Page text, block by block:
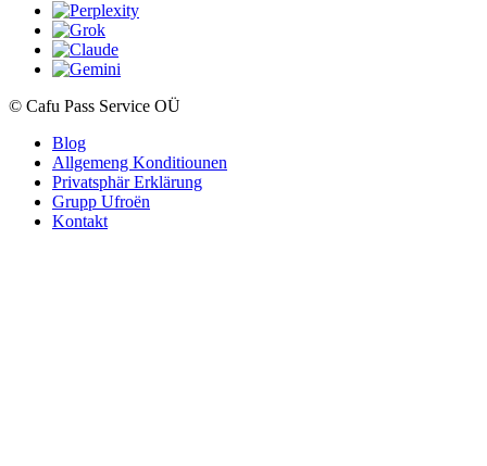
© Cafu Pass Service OÜ
Blog
Allgemeng Konditiounen
Privatsphär Erklärung
Grupp Ufroën
Kontakt